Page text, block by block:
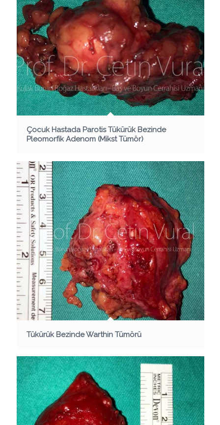
Çocuk Hastada Parotis Tükürük Bezinde
Pleomorfik Adenom (Mikst Tümör)
Tükürük Bezinde Warthin Tümörü